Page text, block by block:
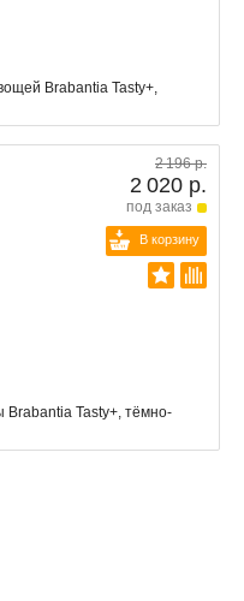
Brabantia Tasty+,
2 196 р.
2 020 р.
под заказ
В корзину
Tasty+, тёмно-